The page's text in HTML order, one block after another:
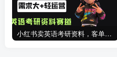
小红书卖英语考研资料，客单价9.9，250天卖了16w!